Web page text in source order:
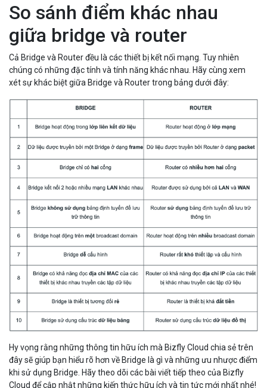
So sánh điểm khác nhau
giữa bridge và router
Cả Bridge và Router đều là các thiết bị kết nối mạng. Tuy nhiên
chúng có những đặc tính và tính năng khác nhau. Hãy cùng xem
xét sự khác biệt giữa Bridge và Router trong bảng dưới đây:
Hy vọng rằng những thông tin hữu ích mà Bizfly Cloud chia sẻ trên
đây sẽ giúp bạn hiểu rõ hơn về Bridge là gì và những ưu nhược điểm
khi sử dụng Bridge. Hãy theo dõi các bài viết tiếp theo của Bizfly
Cloud để cập nhật những kiến thức hữu ích và tin tức mới nhất nhé!